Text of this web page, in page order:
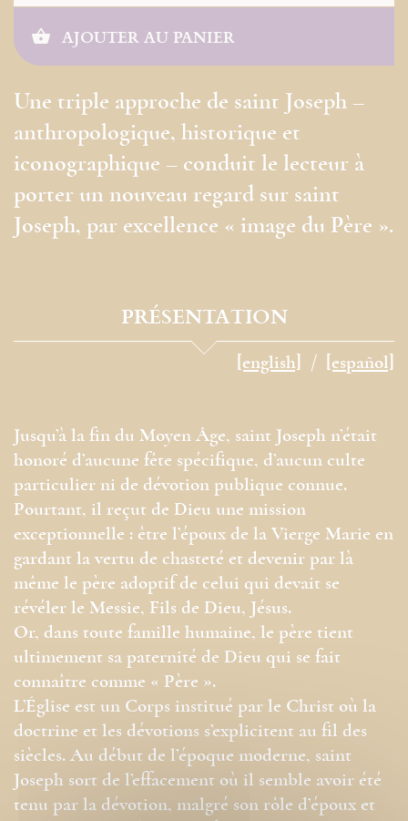
AJOUTER AU PANIER
Une triple approche de saint Joseph –
anthropologique, historique et
iconographique – conduit le lecteur à
porter un nouveau regard sur saint
Joseph, par excellence « image du Père ».
PRÉSENTATION
[english] [español]
Jusqu’à la fin du Moyen Âge, saint Joseph n’était
honoré d’aucune fête spécifique, d’aucun culte
particulier ni de dévotion publique connue.
Pourtant, il reçut de Dieu une mission
exceptionnelle : être l’époux de la Vierge Marie en
gardant la vertu de chasteté et devenir par là
même le père adoptif de celui qui devait se
révéler le Messie, Fils de Dieu, Jésus.
Or, dans toute famille humaine, le père tient
ultimement sa paternité de Dieu qui se fait
connaître comme « Père ».
L’Église est un Corps institué par le Christ où la
doctrine et les dévotions s’explicitent au fil des
siècles. Au début de l’époque moderne, saint
Joseph sort de l’effacement où il semble avoir été
tenu par la dévotion, malgré son rôle d’époux et